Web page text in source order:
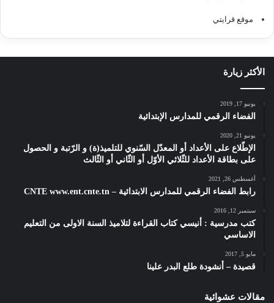
موقع قرايتي
الأكثر زيارة
يونيو 17, 2019
الفضاء الرقمي للمدارس الإبتدائية
يونيو 21, 2020
الإطّلاع على الأعداد أو المعدّل السّنوي للتلميذ(ة) و الرّتبة و الحصول
على بطاقة الأعداد للثّلاثي الأوّل أو الثّاني أو الثّالث
أغسطس 26, 2021
رابط الفضاء الرقمي للمدارس الابتدائية – CNTE www.ent.cnte.tn
سبتمبر 12, 2016
كتب مدرسية : أنيسي كتاب القراءة لتلاميذ السنة الاولى من التعليم
الاساسي
مايو 5, 2017
قصيدة – أنشودة طلع البدر علينا
مقالات عشوائية